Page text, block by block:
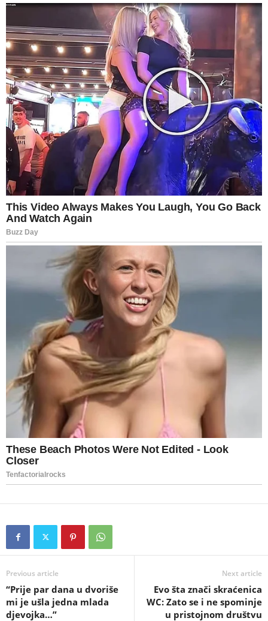
Previous article
“Prije par dana u dvoriše
mi je ušla jedna mlada
djevojka…”
Next article
Evo šta znači skraćenica
WC: Zato se i ne spominje
u pristojnom društvu